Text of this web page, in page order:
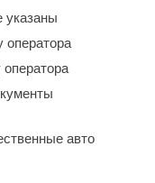
указаны
оператора
оператора
авто